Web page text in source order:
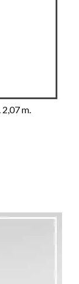
m.